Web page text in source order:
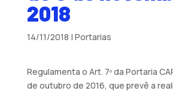
2018
14/11/2018 | Portarias
Regulamenta o Art. 7º da Portaria
de outubro de 2016, que prevê a